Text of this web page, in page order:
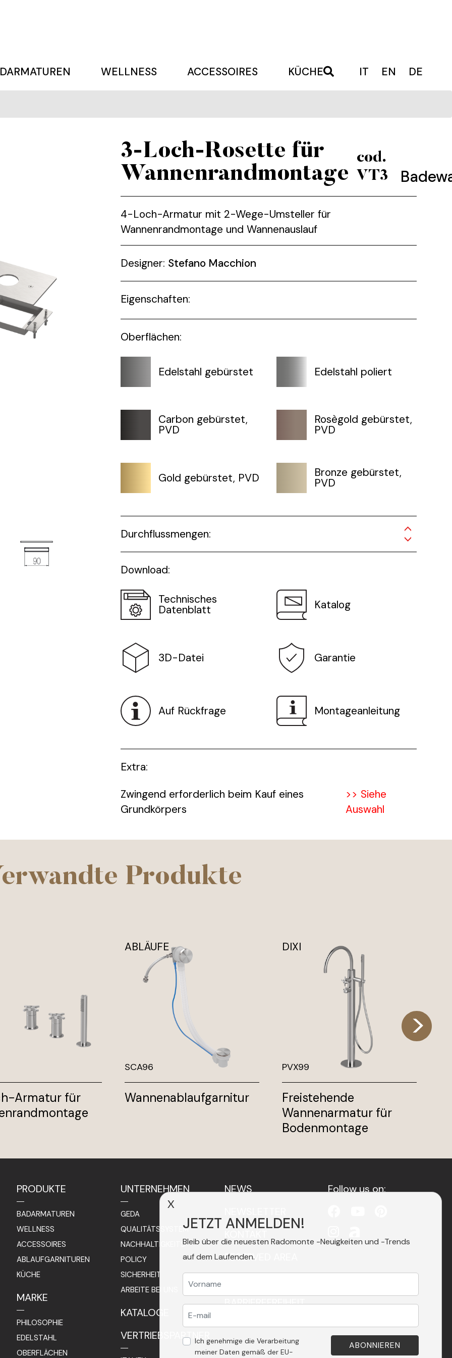
WELLNESS ACCESSOIRES KÜCHE IT EN DE
3-Loch-Rosette für
Wannenrandmontage
cod.
VT3
4-Loch-Armatur mit 2-Wege-Umsteller für
Wannenrandmontage und Wannenauslauf
Designer: Stefano Macchion
Eigenschaften:
Oberflächen:
Edelstahl gebürstet Edelstahl poliert
Carbon gebürstet,
PVD
Rosègold gebürstet,
PVD
Gold gebürstet, PVD Bronze gebürstet,
PVD
Durchflussmengen:
Download:
Technisches
Datenblatt Katalog
3D-Datei Garantie
Auf Rückfrage Montageanleitung
Extra:
Zwingend erforderlich beim Kauf eines
Grundkörpers
>> Siehe
Auswahl
Produkte
Armatur für
ABLÄUFE
SCA96
Wannenablaufgarnitur
DIXI
PVX99
Freistehende
Wannenarmatur für
Bodenmontage
PRODUKTE
BADARMATUREN
WELLNESS
ACCESSOIRES
ABLAUFGARNITUREN
KÜCHE
MARKE
PHILOSOPHIE
EDELSTAHL
OBERFLÄCHEN
UNTERNEHMEN
GEDA
QUALITÄTSSYSTEM
NACHHALTIGKEITS-
POLICY
SICHERHEIT
ARBEITE BEI UNS
KATALOGE
VERTRIEBSPARTNER
NEWS
RESERVED AREA
BARRIEREFREIHEIT
Follow us on:
X
JETZT ANMELDEN!
Bleib über die neuesten Radomonte -Neuigkeiten und -Trends
auf dem Laufenden.
Ich genehmige die Verarbeitung
meiner Daten gemäß der EU-